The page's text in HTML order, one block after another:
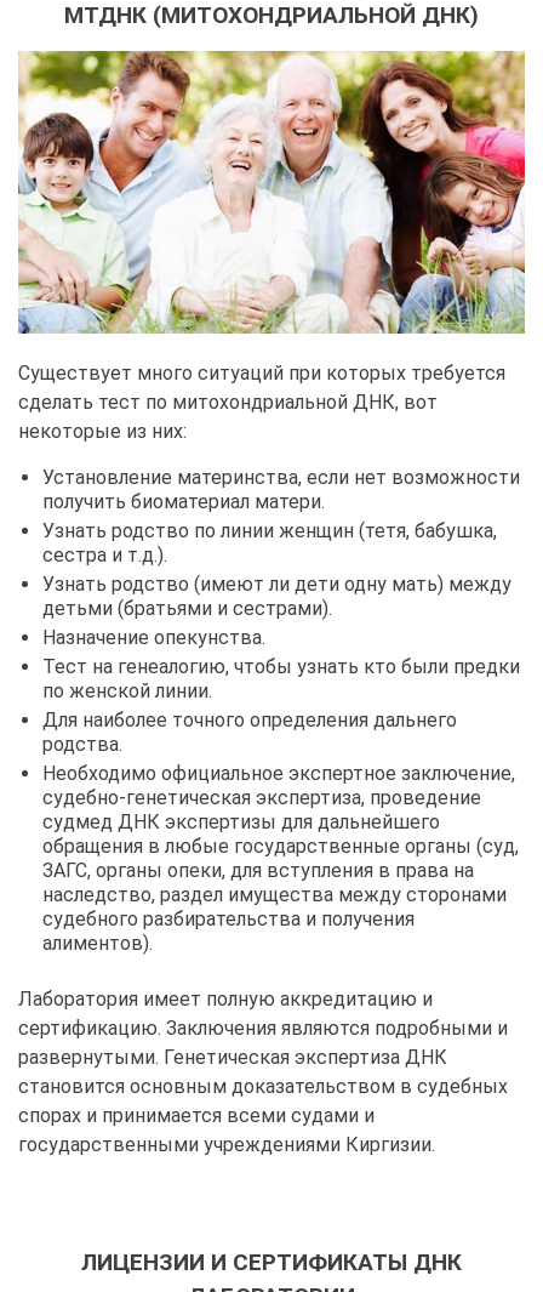
МТДНК (МИТОХОНДРИАЛЬНОЙ ДНК)
Существует много ситуаций при которых требуется
сделать тест по митохондриальной ДНК, вот
некоторые из них:
Установление материнства, если нет возможности
получить биоматериал матери.
Узнать родство по линии женщин (тетя, бабушка,
сестра и т.д.).
Узнать родство (имеют ли дети одну мать) между
детьми (братьями и сестрами).
Назначение опекунства.
Тест на генеалогию, чтобы узнать кто были предки
по женской линии.
Для наиболее точного определения дальнего
родства.
Необходимо официальное экспертное заключение,
судебно-генетическая экспертиза, проведение
судмед ДНК экспертизы для дальнейшего
обращения в любые государственные органы (суд,
ЗАГС, органы опеки, для вступления в права на
наследство, раздел имущества между сторонами
судебного разбирательства и получения
алиментов).
Лаборатория имеет полную аккредитацию и
сертификацию. Заключения являются подробными и
развернутыми. Генетическая экспертиза ДНК
становится основным доказательством в судебных
спорах и принимается всеми судами и
государственными учреждениями Киргизии.
ЛИЦЕНЗИИ И СЕРТИФИКАТЫ ДНК